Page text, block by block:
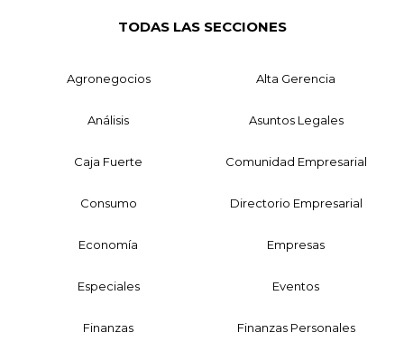
TODAS LAS SECCIONES
Agronegocios Alta Gerencia
Análisis Asuntos Legales
Caja Fuerte Comunidad Empresarial
Consumo Directorio Empresarial
Economía Empresas
Especiales Eventos
Finanzas Finanzas Personales